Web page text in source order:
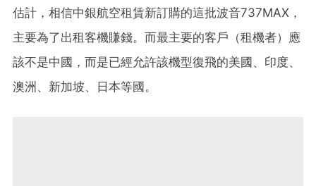
估計，相信中銀航空租賃新訂購的這批波音737MAX，
主要為了出租客機賺錢。而最主要的客戶（租機者）應
該不是中國，而是已經允許該機型復飛的美國、印度、
澳洲、新加坡、日本等國。